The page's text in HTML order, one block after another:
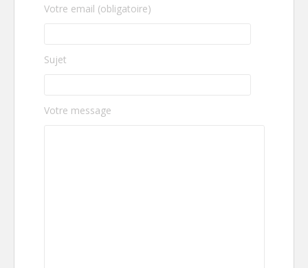
Votre email (obligatoire)
Sujet
Votre message